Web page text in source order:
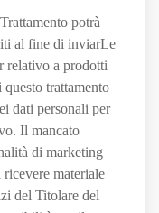
potrà
al fine di inviarLe
relativo a prodotti
trattamento
dati personali per
Il mancato
di marketing
materiale
del Titolare del